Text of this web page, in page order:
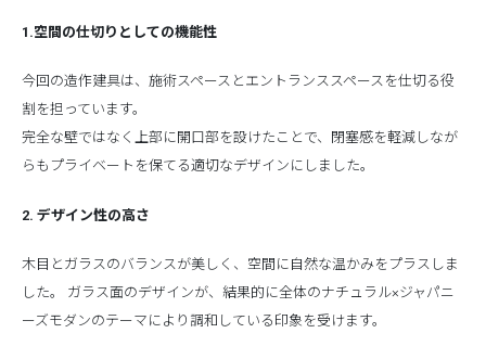
1.空間の仕切りとしての機能性
今回の造作建具は、施術スペースとエントランススペースを仕切る役
割を担っています。
完全な壁ではなく上部に開口部を設けたことで、閉塞感を軽減しなが
らもプライベートを保てる適切なデザインにしました。
2. デザイン性の高さ
木目とガラスのバランスが美しく、空間に自然な温かみをプラスしま
した。 ガラス面のデザインが、結果的に全体のナチュラル×ジャパニ
ーズモダンのテーマにより調和している印象を受けます。